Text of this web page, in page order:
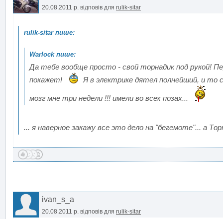
20.08.2011 р. відповів для rulik-sitar
Да тебе вообще просто - свой торнадик под рукой!
покажет!
Я в электрике дятел полнейший, и то
мозг мне три недели !!! имели во всех позах...
... я наверное закажу все это дело на "бегемоте"... а
ivan_s_a
20.08.2011 р. відповів для rulik-sitar